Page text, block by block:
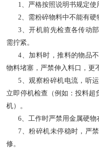
1、严格按照说明书规定使
2、需粉碎物料中不能有硬
3、开机前先检查各传动
需拧紧。
4、加料时，推料的物品
物料堵塞，严禁伸入料口，更
5、观察粉碎机电流，听
立即停机检查（例如：投料超
机）。
6、工作时严禁用金属硬物
7、粉碎机未停稳时，严
修。